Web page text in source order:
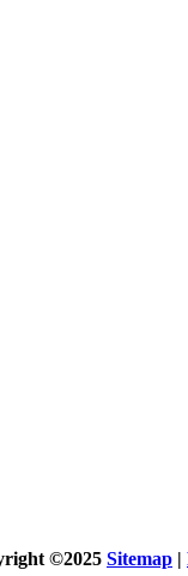
©2025 Sitemap |